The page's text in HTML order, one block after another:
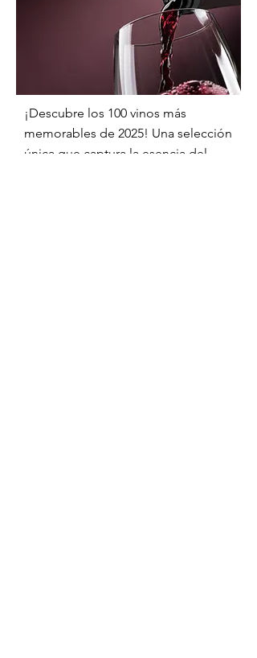
¡Descubre los 100 vinos más
memorables de 2025! Una selección
única que captura la esencia del